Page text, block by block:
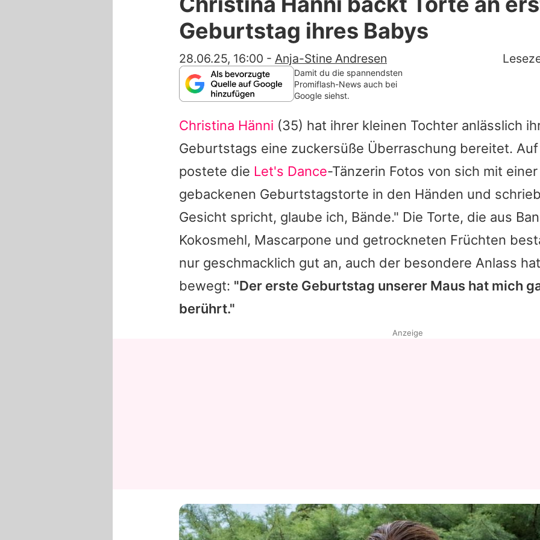
Filme & Serien
Lifestyle
Familie & Liebe
App runterladen
Team
Redaktionelle Richtlinien
Impressum
Datenschutzerklärung
Geburtstag ihres Babys
28.06.25, 16:00 - Anja-Stine Andresen
Damit du die spannendsten
Promiflash-News auch bei
Google siehst.
Christina Hänni (35) hat ihrer kleinen Tochter anlässlich
Geburtstags eine zuckersüße Überraschung bereitet.
postete die Let's Dance-Tänzerin Fotos von sich mit
gebackenen Geburtstagstorte in den Händen und
Gesicht spricht, glaube ich, Bände." Die Torte, die aus
Kokosmehl, Mascarpone und getrockneten Früchten
nur geschmacklich gut an, auch der besondere Anlass
bewegt: "Der erste Geburtstag unserer Maus hat mich
berührt."
Anzeige